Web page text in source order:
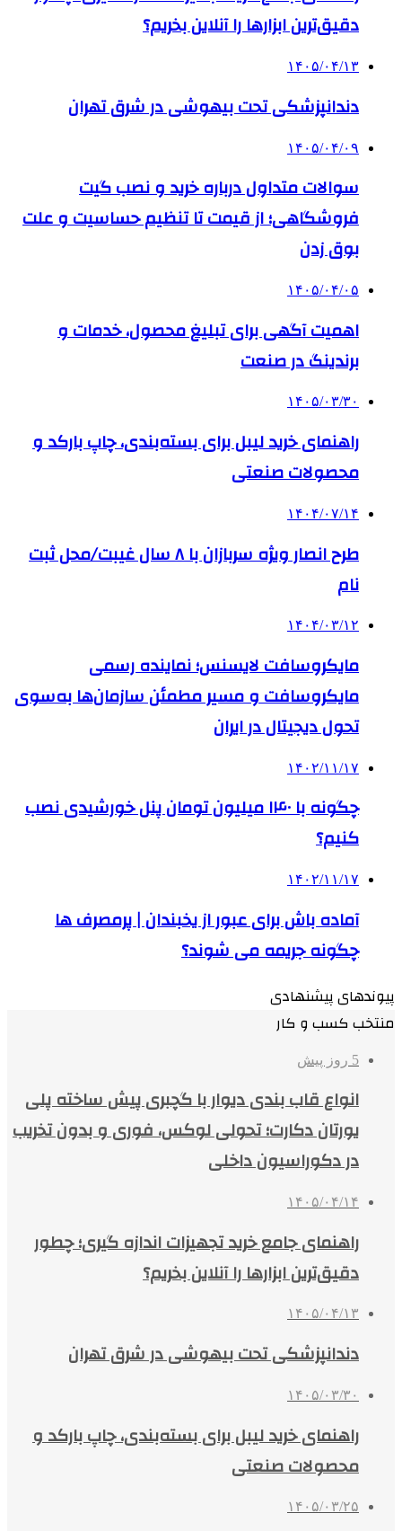
دقیق‌ترین ابزارها را آنلاین بخریم؟
۱۴۰۵/۰۴/۱۳
دندانپزشکی تحت بیهوشی در شرق تهران
۱۴۰۵/۰۴/۰۹
سوالات متداول درباره خرید و نصب گیت
فروشگاهی؛ از قیمت تا تنظیم حساسیت و علت
بوق زدن
۱۴۰۵/۰۴/۰۵
اهمیت آگهی برای تبلیغ محصول، خدمات و
برندینگ در صنعت
۱۴۰۵/۰۳/۳۰
راهنمای خرید لیبل برای بسته‌بندی، چاپ بارکد و
محصولات صنعتی
۱۴۰۴/۰۷/۱۴
طرح انصار ویژه سربازان با ۸ سال غیبت/محل ثبت
نام
۱۴۰۴/۰۳/۱۲
مایکروسافت لایسنس؛ نماینده رسمی
مایکروسافت و مسیر مطمئن سازمان‌ها به‌سوی
تحول دیجیتال در ایران
۱۴۰۲/۱۱/۱۷
چگونه با ۱۴۰ میلیون تومان پنل خورشیدی نصب
کنیم؟
۱۴۰۲/۱۱/۱۷
آماده باش برای عبور از یخبندان | پرمصرف ها
چگونه جریمه می شوند؟
پیوندهای پیشنهادی
منتخب کسب و کار
5 روز پیش
انواع قاب بندی دیوار با گچبری پیش ساخته پلی
یورتان دکارت؛ تحولی لوکس، فوری و بدون تخریب
در دکوراسیون داخلی
۱۴۰۵/۰۴/۱۴
راهنمای جامع خرید تجهیزات اندازه گیری؛ چطور
دقیق‌ترین ابزارها را آنلاین بخریم؟
۱۴۰۵/۰۴/۱۳
دندانپزشکی تحت بیهوشی در شرق تهران
۱۴۰۵/۰۳/۳۰
راهنمای خرید لیبل برای بسته‌بندی، چاپ بارکد و
محصولات صنعتی
۱۴۰۵/۰۳/۲۵